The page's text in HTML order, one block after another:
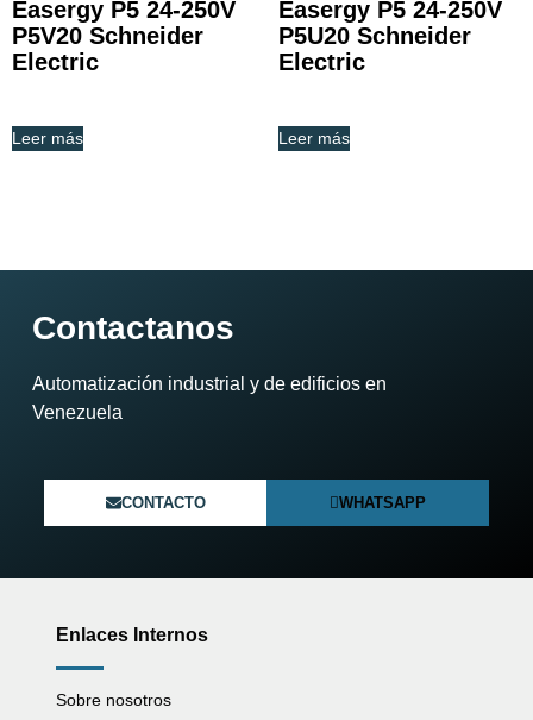
Easergy P5 24-250V
P5V20 Schneider
Electric
Leer más
Easergy P5 24-250V
P5U20 Schneider
Electric
Leer más
Contactanos
Automatización industrial y de edificios en
Venezuela​
CONTACTO WHATSAPP
Enlaces Internos
Sobre nosotros